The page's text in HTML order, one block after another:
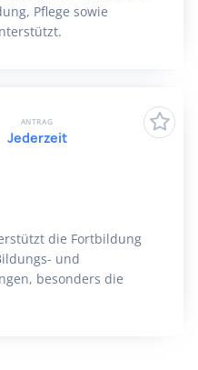
Pflege sowie
die Fortbildung
und
besonders die
ANTRAG
Jederzeit